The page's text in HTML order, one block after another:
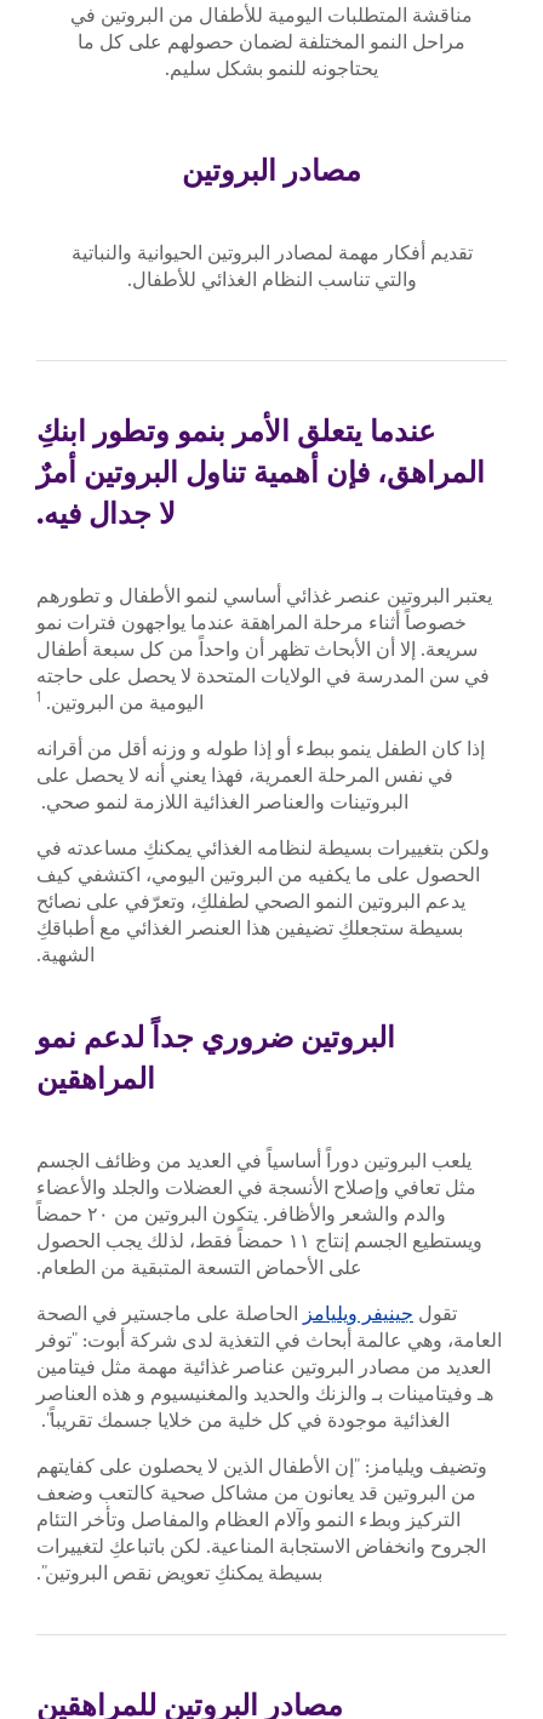
مناقشة المتطلبات اليومية للأطفال من البروتين في
مراحل النمو المختلفة لضمان حصولهم على كل ما
يحتاجونه للنمو بشكل سليم.
مصادر البروتين
تقديم أفكار مهمة لمصادر البروتين الحيوانية والنباتية
والتي تناسب النظام الغذائي للأطفال.
عندما يتعلق الأمر بنمو وتطور ابنكِ
المراهق، فإن أهمية تناول البروتين أمرٌ
لا جدال فيه.
يعتبر البروتين عنصر غذائي أساسي لنمو الأطفال و تطورهم
خصوصاً أثناء مرحلة المراهقة عندما يواجهون فترات نمو
سريعة. إلا أن الأبحاث تظهر أن واحداً من كل سبعة أطفال
في سن المدرسة في الولايات المتحدة لا يحصل على حاجته
اليومية من البروتين. 1
إذا كان الطفل ينمو ببطء أو إذا طوله و وزنه أقل من أقرانه
في نفس المرحلة العمرية، فهذا يعني أنه لا يحصل على
البروتينات والعناصر الغذائية اللازمة لنمو صحي.
ولكن بتغييرات بسيطة لنظامه الغذائي يمكنكِ مساعدته في
الحصول على ما يكفيه من البروتين اليومي، اكتشفي كيف
يدعم البروتين النمو الصحي لطفلكِ، وتعرّفي على نصائح
بسيطة ستجعلكِ تضيفين هذا العنصر الغذائي مع أطباقكِ
الشهية.
البروتين ضروري جداً لدعم نمو
المراهقين
يلعب البروتين دوراً أساسياً في العديد من وظائف الجسم
مثل تعافي وإصلاح الأنسجة في العضلات والجلد والأعضاء
والدم والشعر والأظافر. يتكون البروتين من ٢٠ حمضاً
ويستطيع الجسم إنتاج ١١ حمضاً فقط، لذلك يجب الحصول
على الأحماض التسعة المتبقية من الطعام.
تقول جينيفر ويليامز الحاصلة على ماجستير في الصحة
العامة، وهي عالمة أبحاث في التغذية لدى شركة أبوت: "توفر
العديد من مصادر البروتين عناصر غذائية مهمة مثل فيتامين
هـ وفيتامينات بـ والزنك والحديد والمغنيسيوم و هذه العناصر
الغذائية موجودة في كل خلية من خلايا جسمك تقريباً".
وتضيف ويليامز: "إن الأطفال الذين لا يحصلون على كفايتهم
من البروتين قد يعانون من مشاكل صحية كالتعب وضعف
التركيز وبطء النمو وآلام العظام والمفاصل وتأخر التئام
الجروح وانخفاض الاستجابة المناعية. لكن باتباعكِ لتغييرات
بسيطة يمكنكِ تعويض نقص البروتين".
مصادر البروتين للمراهقين